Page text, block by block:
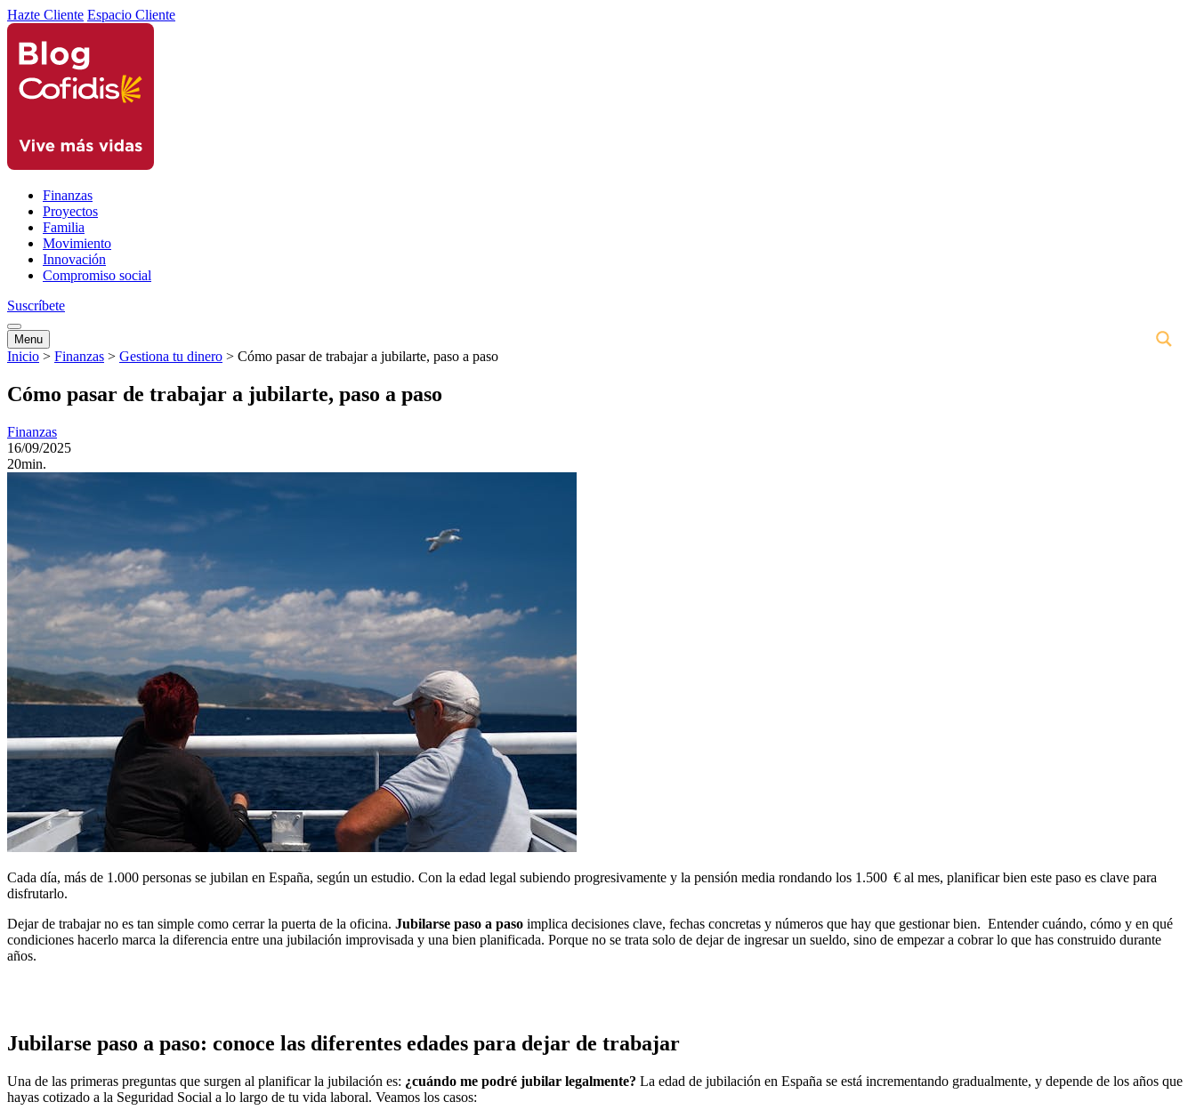
Hazte Cliente Espacio Cliente
Finanzas
Proyectos
Familia
Movimiento
Innovación
Compromiso social
Suscríbete
Menu
Inicio > Finanzas > Gestiona tu dinero > Cómo pasar de trabajar a jubilarte, paso a paso
Cómo pasar de trabajar a jubilarte, paso a paso
Finanzas
16/09/2025
20min.
Cada día, más de 1.000 personas se jubilan en España, según un estudio. Con la edad legal subiendo progresivamente y la pensión media rondando los 1.500 € al mes, planificar bien este paso es clave para
disfrutarlo.
Dejar de trabajar no es tan simple como cerrar la puerta de la oficina. Jubilarse paso a paso implica decisiones clave, fechas concretas y números que hay que gestionar bien. Entender cuándo, cómo y en qué
condiciones hacerlo marca la diferencia entre una jubilación improvisada y una bien planificada. Porque no se trata solo de dejar de ingresar un sueldo, sino de empezar a cobrar lo que has construido durante
años.
Jubilarse paso a paso: conoce las diferentes edades para dejar de trabajar
Una de las primeras preguntas que surgen al planificar la jubilación es: ¿cuándo me podré jubilar legalmente? La edad de jubilación en España se está incrementando gradualmente, y depende de los años que
hayas cotizado a la Seguridad Social a lo largo de tu vida laboral. Veamos los casos: